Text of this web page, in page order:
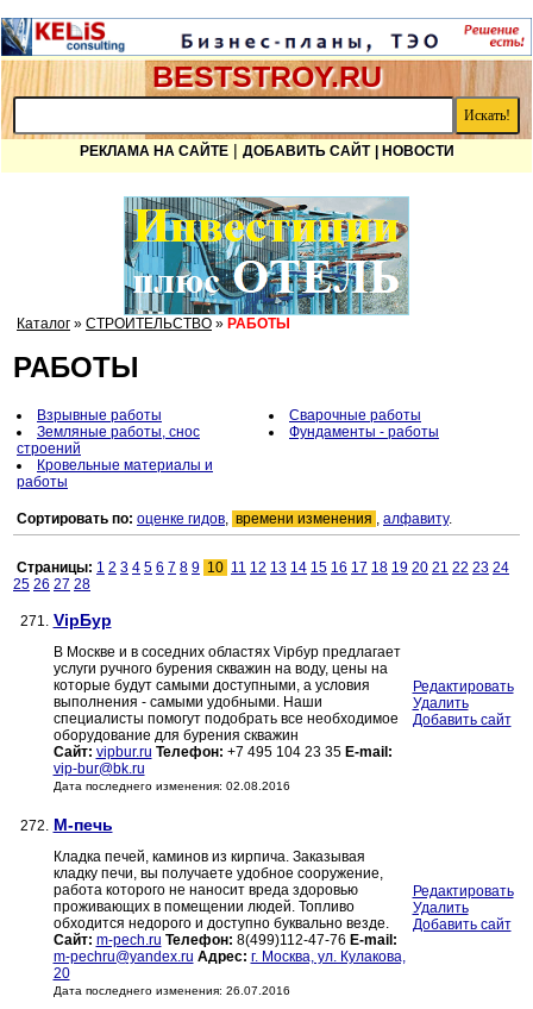
BESTSTROY.RU
РЕКЛАМА НА САЙТЕ| ДОБАВИТЬ САЙТ | НОВОСТИ
Каталог » СТРОИТЕЛЬСТВО » РАБОТЫ
РАБОТЫ
Взрывные работы
Земляные работы, снос
строений
Кровельные материалы и
работы
Сварочные работы
Фундаменты - работы
Сортировать по: оценке гидов, времени изменения , алфавиту.
Страницы: 1 2 3 4 5 6 7 8 9 10 11 12 13 14 15 16 17 18 19 20 21 22 23 24
25 26 27 28
271. VipБур
В Москве и в соседних областях Vipбур предлагает
услуги ручного бурения скважин на воду, цены на
которые будут самыми доступными, а условия
выполнения - самыми удобными. Наши
специалисты помогут подобрать все необходимое
оборудование для бурения скважин
Сайт: vipbur.ru Телефон: +7 495 104 23 35 E-mail:
vip-bur@bk.ru
Дата последнего изменения: 02.08.2016
Редактировать
Удалить
Добавить сайт
272. М-печь
Кладка печей, каминов из кирпича. Заказывая
кладку печи, вы получаете удобное сооружение,
работа которого не наносит вреда здоровью
проживающих в помещении людей. Топливо
обходится недорого и доступно буквально везде.
Сайт: m-pech.ru Телефон: 8(499)112-47-76 E-mail:
m-pechru@yandex.ru Адрес: г. Москва, ул. Кулакова,
20
Дата последнего изменения: 26.07.2016
Редактировать
Удалить
Добавить сайт